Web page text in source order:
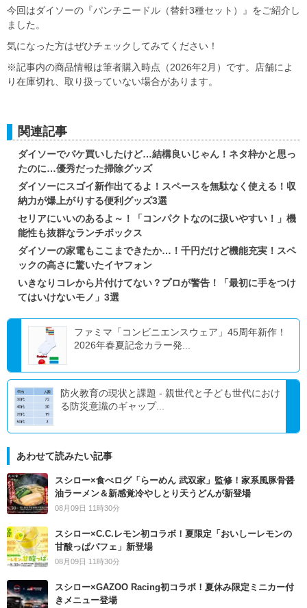
今回はダイソーの『パンチニードル（替針3種セット）』をご紹介し
ました。
気になった方はぜひチェックしてみてください！
※記事内の商品情報は筆者購入時点（2026年2月）です。店舗によ
り在庫切れ、取り扱っていない場合があります。
関連記事
ダイソーでパケ買いしたけど…結構良いじゃん！ネタ枠かと思っ
たのに…優秀だった掃除グッズ
ダイソーにスゴイ新作出てるよ！スペースを無駄なく使える！収
納力が爆上がりする便利グッズ3選
セリアにいいのあるよ～！「コンパクトなのに扱いやすい！」機
能性も抜群なランチボックス
ダイソーの家電もここまできたか…！千円だけど機能充実！スペ
ックの高さに驚いたイヤフォン
いきなりコレから片付けてない？プロが警告！「最初に手をつけ
てはいけないモノ」3選
ファミマ「コンビニエンスウェア」45周年新作！
2026年春夏記念カラー発...
防火教育の現状と課題 - 親世代と子ども世代におけ
る防災意識のギャップ...
あわせて読みたい記事
スシロー×食べログ「らーめん 武双家」監修！家系風豚骨醤
油ラーメン＆新感覚冷やしとり天うどんが新登場
08月09日 11時30分
スシロー×C.C.レモン初コラボ！夏限定「おいしーレモンの
甘酸っぱパフェ」新登場
08月09日 11時30分
スシロー×GAZOO Racing初コラボ！夏休み限定ミニカー付
きメニュー登場